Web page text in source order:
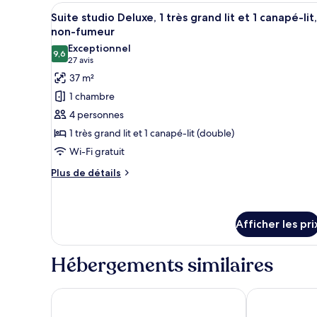
lit,
non-
fumeur
très
grand
lit,
non-
fumeur
Afficher
toutes
les
photos
pour
ce
type
de
chambre :
Suite
studio
grand
lit
et
canapé-
Une chambre d’hôtel
5
Suite studio Deluxe, 1 très grand lit et 1 canapé-lit,
non-fumeur
9,69,6 sur 10
Exceptionnel
27 avis
(27 avis)
37 m²
1 chambre
4 personnes
1 très grand lit et 1 canapé-lit (double)
Wi-Fi gratuit
Plus de détails
Plus
studio
Deluxe,
1
très
grand
lit
Afficher les
Hébergements similaires
HOTEL 10 Hyatt Centric